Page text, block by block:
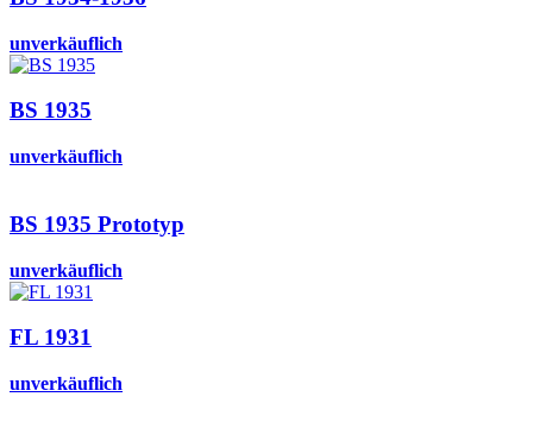
unverkäuflich
BS 1935
unverkäuflich
BS 1935 Prototyp
unverkäuflich
FL 1931
unverkäuflich